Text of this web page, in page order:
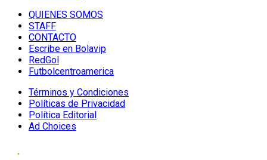
QUIENES SOMOS
STAFF
CONTACTO
Escribe en Bolavip
RedGol
Futbolcentroamerica
Términos y Condiciones
Políticas de Privacidad
Política Editorial
Ad Choices